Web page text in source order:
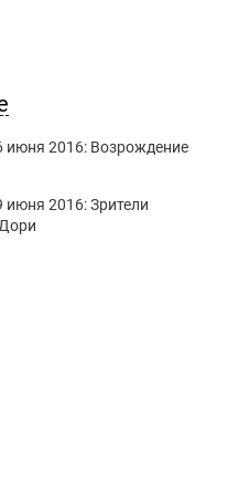
июня 2016: Возрождение
июня 2016: Зрители